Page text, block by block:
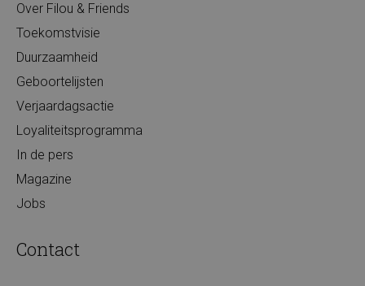
Over Filou & Friends
Toekomstvisie
Duurzaamheid
Geboortelijsten
Verjaardagsactie
Loyaliteitsprogramma
In de pers
Magazine
Jobs
Contact